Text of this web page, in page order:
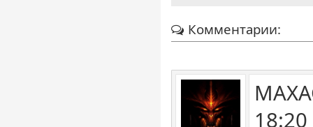
Комментарии: